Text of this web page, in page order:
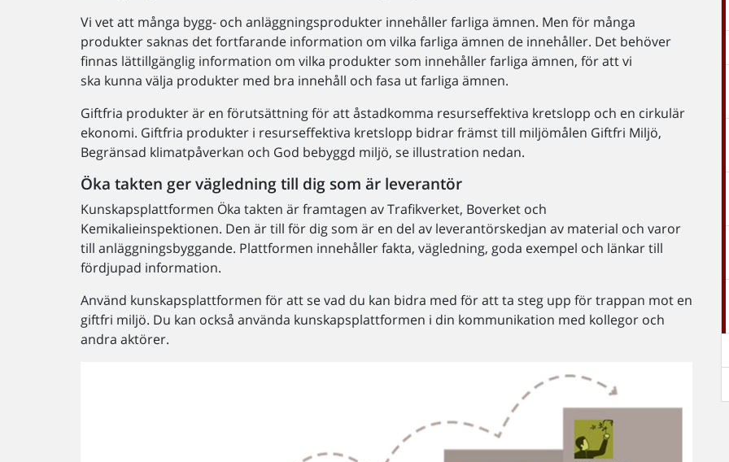
Vi vet att många bygg- och anläggningsprodukter innehåller farliga ämnen. Men för många
produkter saknas det fortfarande information om vilka farliga ämnen de innehåller. Det behöver
finnas lättillgänglig information om vilka produkter som innehåller farliga ämnen, för att vi
ska kunna välja produkter med bra innehåll och fasa ut farliga ämnen.
Giftfria produkter är en förutsättning för att åstadkomma resurseffektiva kretslopp och en cirkulär
ekonomi. Giftfria produkter i resurseffektiva kretslopp bidrar främst till miljömålen Giftfri Miljö,
Begränsad klimatpåverkan och God bebyggd miljö, se illustration nedan.
Öka takten ger vägledning till dig som är leverantör
Kunskapsplattformen Öka takten är framtagen av Trafikverket, Boverket och
Kemikalieinspektionen. Den är till för dig som är en del av leverantörskedjan av material och varor
till anläggningsbyggande. Plattformen innehåller fakta, vägledning, goda exempel och länkar till
fördjupad information.
Använd kunskapsplattformen för att se vad du kan bidra med för att ta steg upp för trappan mot en
giftfri miljö. Du kan också använda kunskapsplattformen i din kommunikation med kollegor och
andra aktörer.